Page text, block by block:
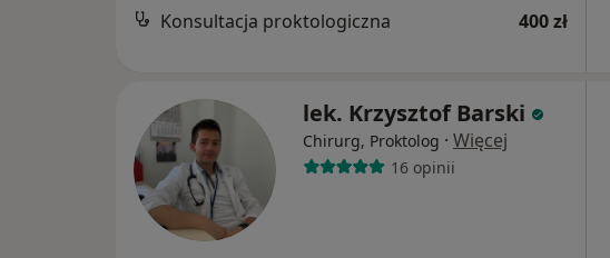
Konsultacja proktologiczna 400 zł
lek. Krzysztof Barski
Chirurg, Proktolog · Więcej
16 opinii